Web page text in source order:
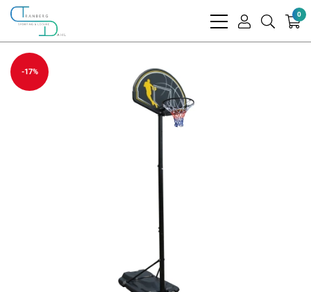
bars
user
search
0
-17%